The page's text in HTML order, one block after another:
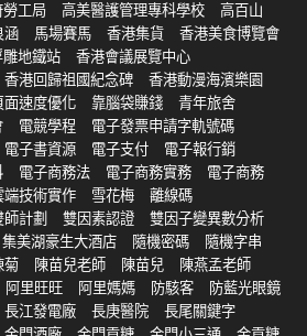
工局 高美醫護管理專科學校
高百山
涵 馬場賽馬 香港集貨
香港美食博覽會
地鐵站
香港會議展覽中心
香港回歸祖國紀念碑
香港動漫海濱樂園
面速度優化 靠腦袋賺錢
青年旅舍
電競學程
電子發票申請字軌號碼
電子書資源 電子支付
電子報行銷
電子商務法 電子商務實務
電子商務
端技術實作 雪花梅
離線碼
師計劃 雙因素認證
雙因子變異數分析
集美湖豪生大酒店 隨機密碼
隨機字串
菊 陳苗兒老師 陳苗兒
陳燕孟老師
阿里旺旺 阿里媽媽 防駭客
防藍光眼鏡
長江發電廠 長庚醫院
長尾關鍵字